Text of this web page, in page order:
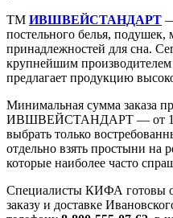
ТМ ИВШВЕЙСТАНДАРТ
постельного белья, подушек,
принадлежностей для сна.
крупнейшим
предлагает продукцию
Минимальная сумма заказа
ИВШВЕЙСТАНДАРТ — от 10
выбрать только
отдельно взять простыни на
которые наиболее часто
Специалисты КИФА готовы
заказу и доставке